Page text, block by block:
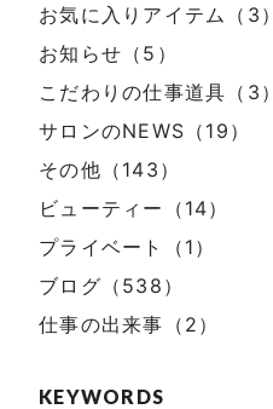
お気に入りアイテム（3）
お知らせ（5）
こだわりの仕事道具（3）
サロンのNEWS（19）
その他（143）
ビューティー（14）
プライベート（1）
ブログ（538）
仕事の出来事（2）
KEYWORDS